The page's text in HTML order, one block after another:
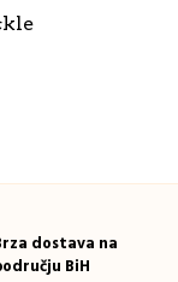
dostava na
BiH